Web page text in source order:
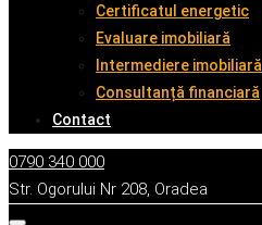
Certificatul energetic
Evaluare imobiliară
Intermediere imobiliară
Consultanță financiară
Contact
0790 340 000
Str. Ogorului Nr 208, Oradea